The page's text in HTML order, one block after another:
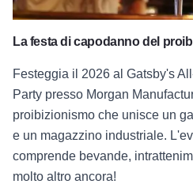
La festa di capodanno del
Festeggia il 2026 al Gatsby's
Party presso Morgan
proibizionismo che unisce un
e un magazzino industriale.
comprende bevande,
molto altro ancora!